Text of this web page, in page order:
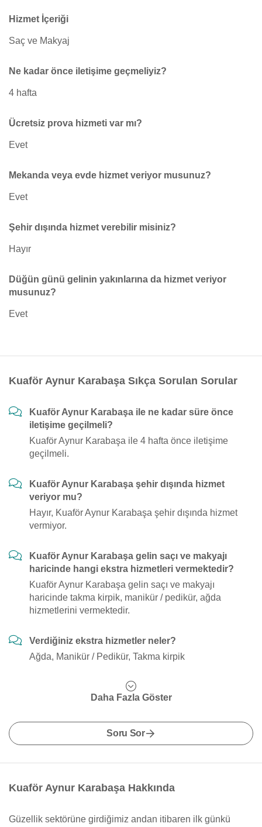
Hizmet İçeriği
Saç ve Makyaj
Ne kadar önce iletişime geçmeliyiz?
4 hafta
Ücretsiz prova hizmeti var mı?
Evet
Mekanda veya evde hizmet veriyor musunuz?
Evet
Şehir dışında hizmet verebilir misiniz?
Hayır
Düğün günü gelinin yakınlarına da hizmet veriyor
musunuz?
Evet
Kuaför Aynur Karabaşa Sıkça Sorulan Sorular
Kuaför Aynur Karabaşa ile ne kadar süre önce
iletişime geçilmeli?
Kuaför Aynur Karabaşa ile 4 hafta önce iletişime
geçilmeli.
Kuaför Aynur Karabaşa şehir dışında hizmet
veriyor mu?
Hayır, Kuaför Aynur Karabaşa şehir dışında hizmet
vermiyor.
Kuaför Aynur Karabaşa gelin saçı ve makyajı
haricinde hangi ekstra hizmetleri vermektedir?
Kuaför Aynur Karabaşa gelin saçı ve makyajı
haricinde takma kirpik, manikür / pedikür, ağda
hizmetlerini vermektedir.
Verdiğiniz ekstra hizmetler neler?
Ağda, Manikür / Pedikür, Takma kirpik
Daha Fazla Göster
Soru Sor
Kuaför Aynur Karabaşa Hakkında
Güzellik sektörüne girdiğimiz andan itibaren ilk günkü